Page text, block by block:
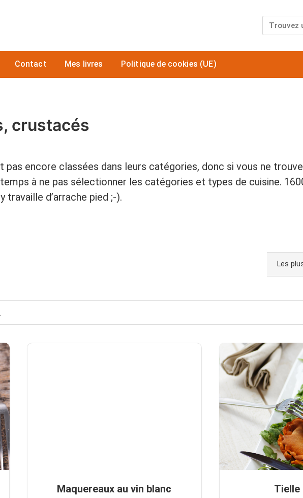
Contact Mes livres Politique de cookies (UE)
crustacés
encore classées dans leurs catégories, donc si vous ne
à ne pas sélectionner les catégories et types de cuisine.
travaille d’arrache pied ;-).
Maquereaux au vin blanc Tielle